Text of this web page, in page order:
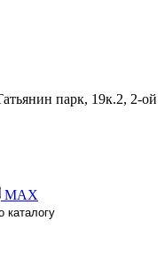
парк, 19к.2, 2-ой
MAX